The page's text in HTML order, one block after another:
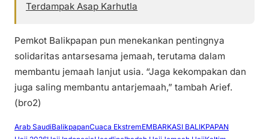
Terdampak Asap Karhutla
Pemkot Balikpapan pun menekankan pentingnya
solidaritas antarsesama jemaah, terutama dalam
membantu jemaah lanjut usia. “Jaga kekompakan dan
juga saling membantu antarjemaah,” tambah Arief.
(bro2)
Arab SaudiBalikpapanCuaca EkstremEMBARKASI BALIKPAPAN